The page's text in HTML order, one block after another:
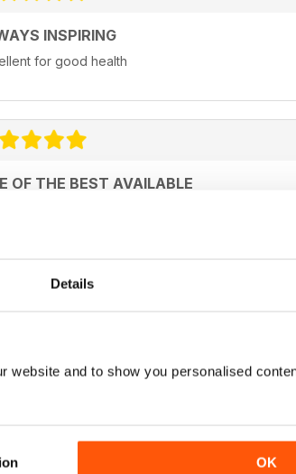
Details
website and to show you personalised
OK
INSPIRING
for good health
OF THE BEST AVAILABLE